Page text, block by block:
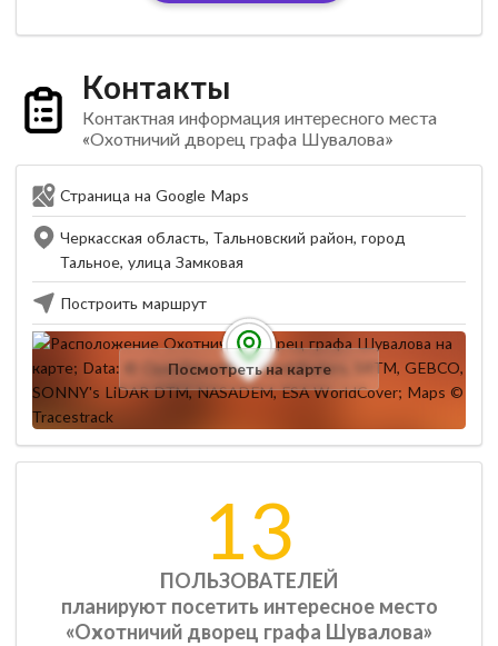
Контакты
Контактная информация интересного места
«Охотничий дворец графа Шувалова»
Страница на Google Maps
Черкасская область, Тальновский район, город
Тальное, улица Замковая
Построить маршрут
Посмотреть на карте
13
ПОЛЬЗОВАТЕЛЕЙ
планируют посетить интересное место
«Охотничий дворец графа Шувалова»